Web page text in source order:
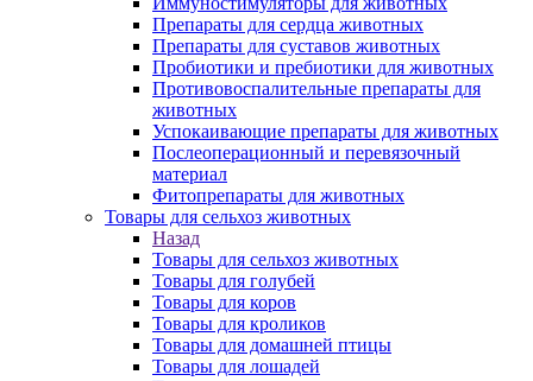
Препараты для сердца животных
Препараты для суставов животных
Пробиотики и пребиотики для животных
Противовоспалительные препараты для
животных
Успокаивающие препараты для животных
Послеоперационный и перевязочный
материал
Фитопрепараты для животных
Товары для сельхоз животных
Назад
Товары для сельхоз животных
Товары для голубей
Товары для коров
Товары для кроликов
Товары для домашней птицы
Товары для лошадей